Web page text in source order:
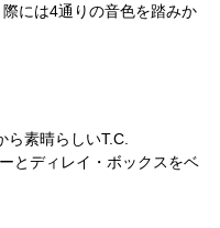
には4通りの音色を踏みか
素晴らしいT.C.
とディレイ・ボックスをベ